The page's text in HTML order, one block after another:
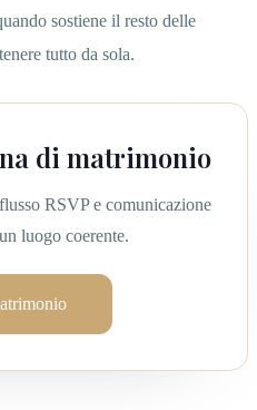
sostiene il resto delle
tutto da sola.
di matrimonio
RSVP e comunicazione
luogo coerente.